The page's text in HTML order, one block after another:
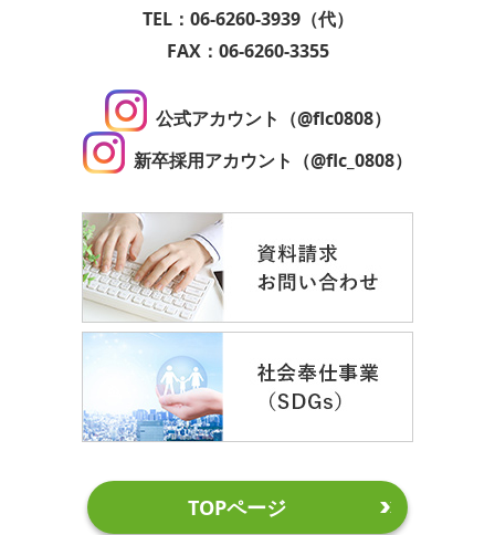
TEL：06-6260-3939（代）
FAX：06-6260-3355
公式アカウント（@flc0808）
新卒採用アカウント（@flc_0808）
TOPページ